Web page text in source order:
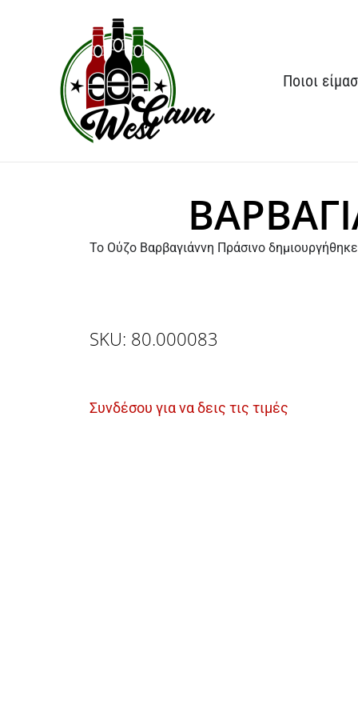
περιεχόμενο
Ποιοι
Το Ούζο Βαρβαγιάννη Πράσινο
SKU: 80.000083
Συνδέσου για να δεις τις τιμές